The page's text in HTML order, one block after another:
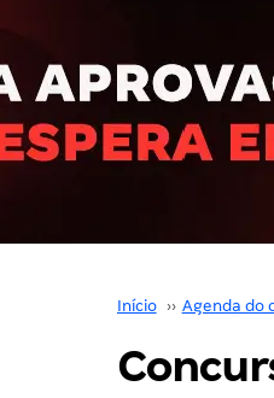
Início ›› Agenda do